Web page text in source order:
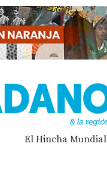
El Hincha Mundial